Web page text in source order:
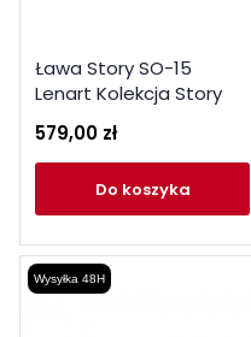
Ława Story SO-15
Lenart Kolekcja Story
579,00 zł
do koszyka
Wysyłka 48H